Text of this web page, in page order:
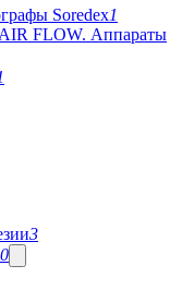
Soredex1
FLOW. Аппараты
3